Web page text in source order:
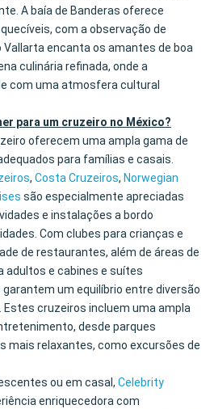
A baía de Banderas oferece
com a observação de
Vallarta encanta os amantes de boa
culinária refinada, onde a
com uma atmosfera cultural
para um cruzeiro no México?
oferecem uma ampla gama de
para famílias e casais.
, Costa Cruzeiros, Norwegian
são especialmente apreciadas
e instalações a bordo
Com clubes para crianças e
de restaurantes, além de áreas de
adultos e cabines e suítes
um equilíbrio entre diversão
cruzeiros incluem uma ampla
desde parques
mais relaxantes, como excursões de
ou em casal, Celebrity
enriquecedora com